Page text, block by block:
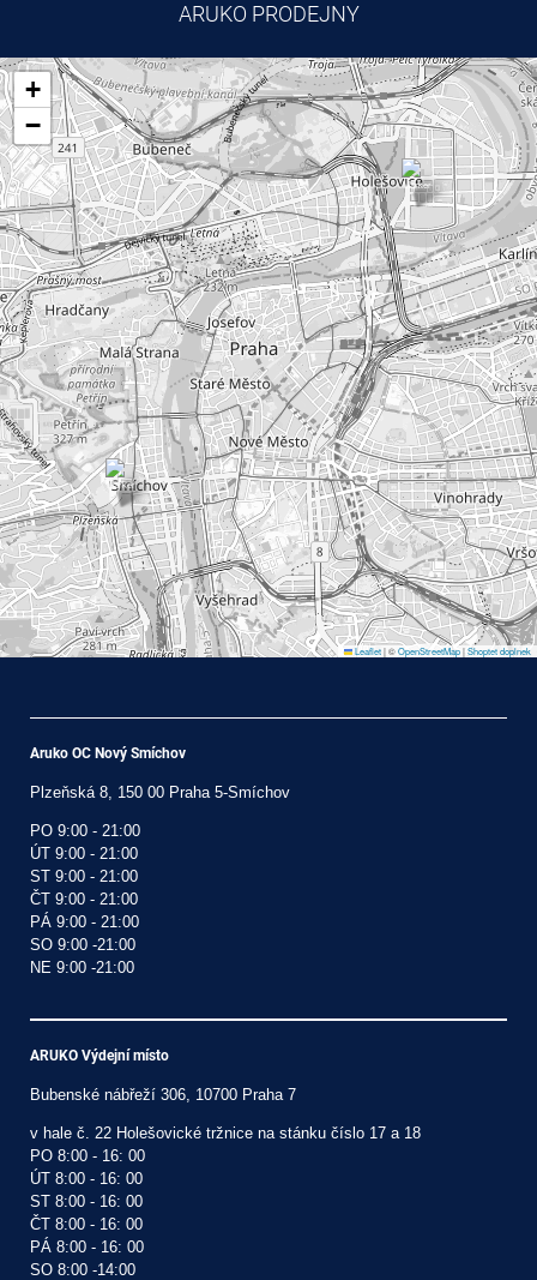
ARUKO PRODEJNY
+
−
Leaflet|©OpenStreetMap|Shoptet doplnek
Aruko OC Nový Smíchov
Plzeňská 8, 150 00 Praha 5-Smíchov
PO 9:00 - 21:00
ÚT 9:00 - 21:00
ST 9:00 - 21:00
ČT 9:00 - 21:00
PÁ 9:00 - 21:00
SO 9:00 -21:00
NE 9:00 -21:00
ARUKO Výdejní místo
Bubenské nábřeží 306, 10700 Praha 7
v hale č. 22 Holešovické tržnice na stánku číslo 17 a 18
PO 8:00 - 16: 00
ÚT 8:00 - 16: 00
ST 8:00 - 16: 00
ČT 8:00 - 16: 00
PÁ 8:00 - 16: 00
SO 8:00 -14:00